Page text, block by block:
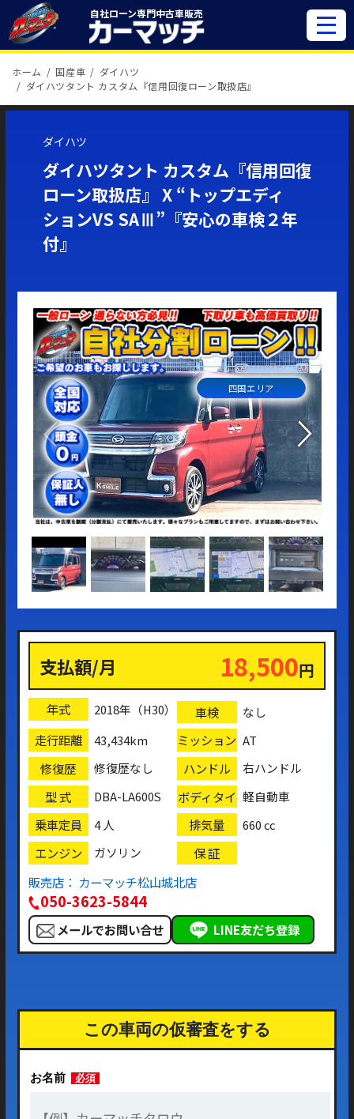
自社ローン専門中古車販売
ホーム 国産車
ダイハツ
ダイハツタント カスタム『信用回復ローン取扱店』
ダイハツ
ダイハツタント カスタム『信用回復
ローン取扱店』 X “トップエディ
ションVS SAⅢ”『安心の車検２年
付』
四国エリア
支払額/月 18,500円
年式 2018年（H30） 車検 なし
走行距離 43,434km ミッション AT
修復歴 修復歴なし ハンドル 右ハンドル
型 式 DBA-LA600S
ボディタイ
プ
軽自動車
乗車定員 4 人 排気量 660 cc
エンジン ガソリン
保 証
販売店： カーマッチ松山城北店
050-3623-5844
メールでお問い合せ LINE友だち登録
この車両の仮審査をする
お名前 必須